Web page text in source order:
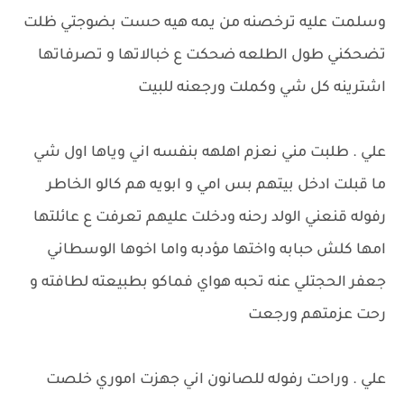
وسلمت عليه ترخصنه من يمه هيه حست بضوجتي ظلت
تضحكني طول الطلعه ضحكت ع خبالاتها و تصرفاتها
اشترينه كل شي وكملت ورجعنه للبيت
علي . طلبت مني نعزم اهلهه بنفسه اني وياها اول شي
ما قبلت ادخل بيتهم بس امي و ابويه هم كالو الخاطر
رفوله قنعني الولد رحنه ودخلت عليهم تعرفت ع عائلتها
امها كلش حبابه واختها مؤدبه واما اخوها الوسطاني
جعفر الحجتلي عنه تحبه هواي فماكو بطبيعته لطافته و
رحت عزمتهم ورجعت
علي . وراحت رفوله للصانون اني جهزت اموري خلصت